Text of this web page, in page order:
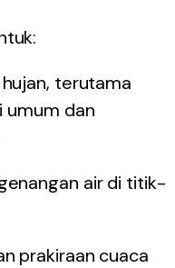
terutama
umum dan
air di titik-
prakiraan cuaca